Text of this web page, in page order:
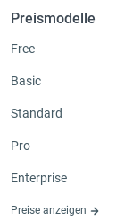
Preismodelle
Free
Basic
Standard
Pro
Enterprise
Preise anzeigen